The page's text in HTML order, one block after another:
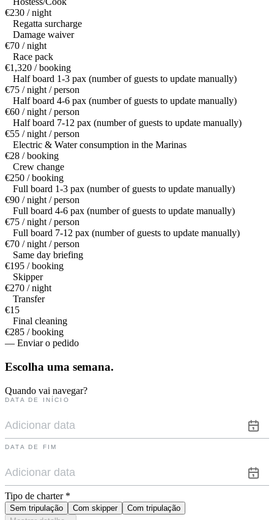
€230 / night
Regatta surcharge
Damage waiver
€70 / night
Race pack
€1,320 / booking
Half board 1-3 pax (number of guests to update manually)
€75 / night / person
Half board 4-6 pax (number of guests to update manually)
€60 / night / person
Half board 7-12 pax (number of guests to update manually)
€55 / night / person
Electric & Water consumption in the Marinas
€28 / booking
Crew change
€250 / booking
Full board 1-3 pax (number of guests to update manually)
€90 / night / person
Full board 4-6 pax (number of guests to update manually)
€75 / night / person
Full board 7-12 pax (number of guests to update manually)
€70 / night / person
Same day briefing
€195 / booking
Skipper
€270 / night
Transfer
€15
Final cleaning
€285 / booking
— Enviar o pedido
Escolha uma semana.
Quando vai navegar?
DATA DE INÍCIO
DATA DE FIM
Tipo de charter *
Sem tripulação Com skipper
Com tripulação